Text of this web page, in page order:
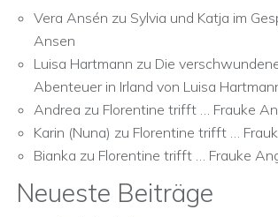
Vera Ansén zu Sylvia und Katja im
Ansen
Luisa Hartmann zu Die
Abenteuer in Irland von Luisa
Andrea zu Florentine trifft … Frauke
Karin (Nuna) zu Florentine trifft …
Bianka zu Florentine trifft … Frauke
Neueste Beiträge